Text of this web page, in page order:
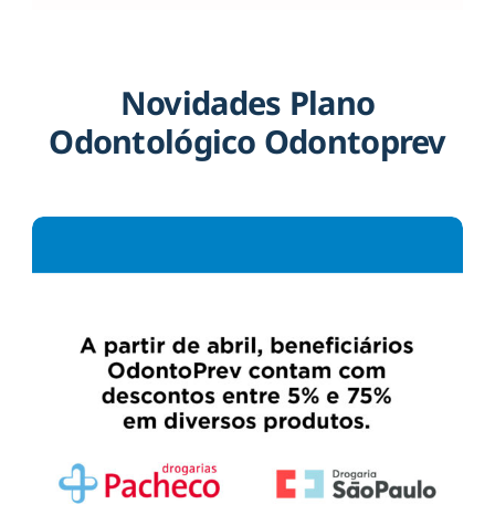
Novidades Plano
Odontológico Odontoprev